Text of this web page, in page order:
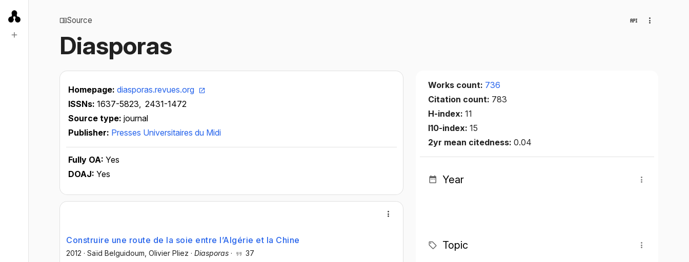
Source
Diasporas
Homepage: diasporas.revues.org
ISSNs: 1637-5823, 2431-1472
Source type: journal
Publisher: Presses Universitaires du Midi
Fully OA: Yes
DOAJ: Yes
Construire une route de la soie entre l’Algérie et la Chine
2012 · Saïd Belguidoum , Olivier Pliez · Diasporas · 37
Works count: 736
Citation count: 783
H-index:11
I10-index:15
2yr mean citedness:0.04
Year
Topic